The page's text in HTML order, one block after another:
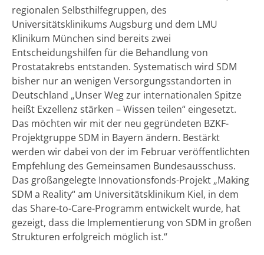
regionalen Selbsthilfegruppen, des
Universitätsklinikums Augsburg und dem LMU
Klinikum München sind bereits zwei
Entscheidungshilfen für die Behandlung von
Prostatakrebs entstanden. Systematisch wird SDM
bisher nur an wenigen Versorgungsstandorten in
Deutschland „Unser Weg zur internationalen Spitze
heißt Exzellenz stärken – Wissen teilen“ eingesetzt.
Das möchten wir mit der neu gegründeten BZKF-
Projektgruppe SDM in Bayern ändern. Bestärkt
werden wir dabei von der im Februar veröffentlichten
Empfehlung des Gemeinsamen Bundesausschuss.
Das großangelegte Innovationsfonds-Projekt „Making
SDM a Reality“ am Universitätsklinikum Kiel, in dem
das Share-to-Care-Programm entwickelt wurde, hat
gezeigt, dass die Implementierung von SDM in großen
Strukturen erfolgreich möglich ist.“